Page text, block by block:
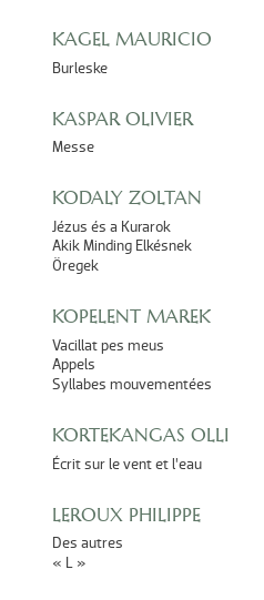
KAGEL MAURICIO
Burleske
KASPAR OLIVIER
Messe
KODALY ZOLTAN
Jézus és a Kurarok
Akik Minding Elkésnek
Öregek
KOPELENT MAREK
Vacillat pes meus
Appels
Syllabes mouvementées
KORTEKANGAS OLLI
Écrit sur le vent et l’eau
LEROUX PHILIPPE
Des autres
« L »